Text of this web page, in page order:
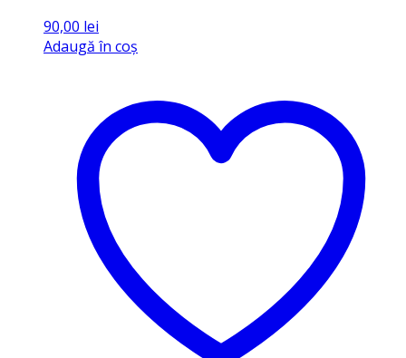
90,00 lei
Adaugă în coș